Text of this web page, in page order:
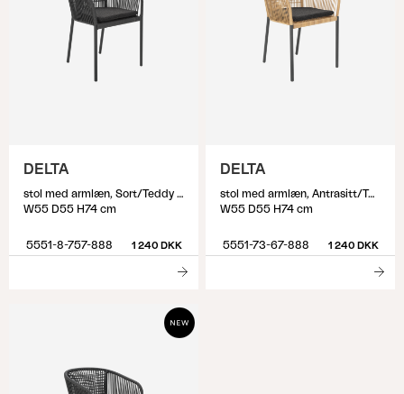
DELTA
stol med armlæn, Sort/Teddy Black
W55 D55 H74 cm
5551-8-757-888 1 240 DKK
DELTA
stol med armlæn, Antrasitt/Teddy Black
W55 D55 H74 cm
5551-73-67-888 1 240 DKK